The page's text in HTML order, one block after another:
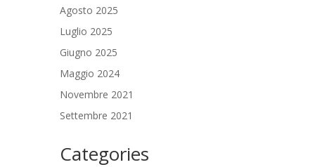
Agosto 2025
Luglio 2025
Giugno 2025
Maggio 2024
Novembre 2021
Settembre 2021
Categories